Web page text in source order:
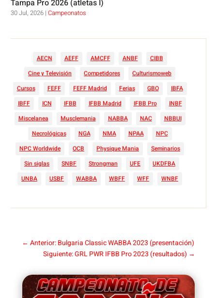
Tampa Pro 2026 (atletas I)
30 Jul, 2026 |Campeonatos
AECN AEFF AMCFF ANBF
CIBB
Cine y Televisión
Competidores
Culturismoweb
Cursos
FEFF FEFF Madrid Ferias GBO
IBFA
IBFF
ICN IFBB IFBB Madrid IFBB Pro
INBF
Miscelanea
Musclemania NABBA NAC
NBBUI
Necrológicas
NGA NMA NPAA
NPC
NPC Worldwide
OCB Physique Mania
Seminarios
Sin siglas
SNBF Strongman UFE
UKDFBA
UNBA
USBF WABBA WBFF WFF WNBF
← Anterior: Bulgaria Classic WABBA 2023 (presentación)
Siguiente: GRL PWR IFBB Pro 2023 (resultados) →